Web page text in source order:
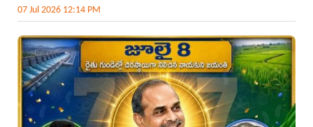
07 Jul 2026 12:14 PM